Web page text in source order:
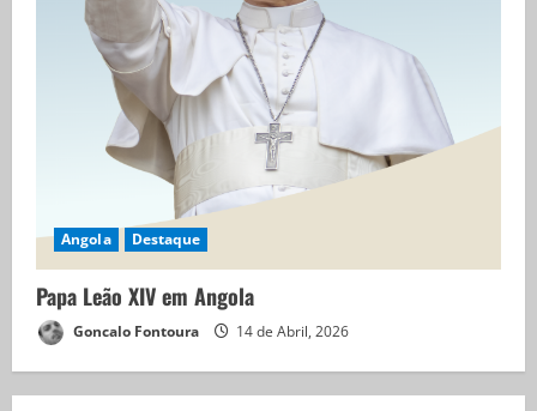
Angola Destaque
Papa Leão XIV em Angola
Goncalo Fontoura 14 de Abril, 2026